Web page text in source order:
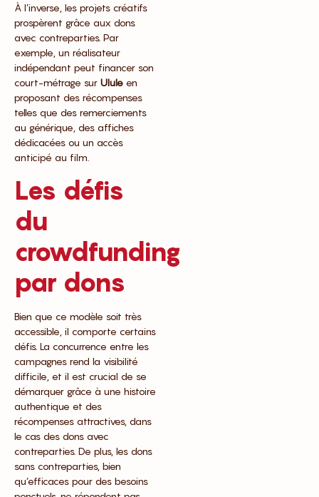
À l’inverse, les projets créatifs
prospèrent grâce aux dons
avec contreparties. Par
exemple, un réalisateur
indépendant peut financer son
court-métrage sur Ulule en
proposant des récompenses
telles que des remerciements
au générique, des affiches
dédicacées ou un accès
anticipé au film.
Les défis
du
crowdfunding
par dons
Bien que ce modèle soit très
accessible, il comporte certains
défis. La concurrence entre les
campagnes rend la visibilité
difficile, et il est crucial de se
démarquer grâce à une histoire
authentique et des
récompenses attractives, dans
le cas des dons avec
contreparties. De plus, les dons
sans contreparties, bien
qu’efficaces pour des besoins